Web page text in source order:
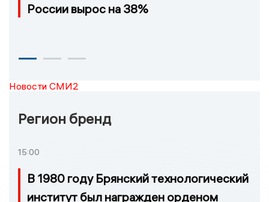
России вырос на 38%
Новости СМИ2
Регион бренд
15:00
В 1980 году Брянский технологический
институт был награжден орденом